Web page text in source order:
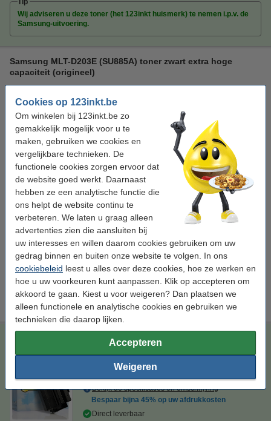
Cookies op 123inkt.be
Om winkelen bij 123inkt.be zo
gemakkelijk mogelijk voor u te
maken, gebruiken we cookies en
vergelijkbare technieken. De
functionele cookies zorgen ervoor dat
de website goed werkt. Daarnaast
hebben ze een analytische functie die
ons helpt de website continu te
verbeteren. We laten u graag alleen
advertenties zien die aansluiten bij
uw interesses en willen daarom cookies gebruiken om uw
gedrag binnen en buiten onze website te volgen. In ons
cookiebeleid leest u alles over deze cookies, hoe ze werken en
hoe u uw voorkeuren kunt aanpassen. Klik op accepteren om
akkoord te gaan. Kiest u voor weigeren? Dan plaatsen we
alleen functionele en analytische cookies en gebruiken we
technieken die daarop lijken.
Accepteren
Weigeren
Tip
Wij adviseren u deze toner (het 123inkt huismerk) te nemen i.p.v. de
Samsung-uitvoering.
Samsung MLT-D203E (SU885A) toner zwart extra hoge
capaciteit (origineel)
Bekijk de specificaties en omschrijving
Direct leverbaar
Morgen in huis
Per pagina
€ 131,50 Bestellen
Bespaar bijna45%op uw afdrukkosten
Bespaar op uw afdrukkosten.
123inkt huismerk vervangt Samsung MLT-D203E (SU885A)
toner zwart extra hoge capaciteit
€ 72,50
Wij adviseren u om i.p.v. deze toner het 123inkt huismerk te nemen.
123inkt huismerk vervangt Samsung MLT-D203E (SU885A)
toner zwart extra hoge capaciteit
toner zwart
Bekijk de specificaties en omschrijving
Bespaar bijna 45% op uw afdrukkosten
Direct leverbaar